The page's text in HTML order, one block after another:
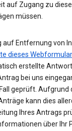
auf Zugang zu
müssen.
auf Entfernung von
dieses
erstellte
bei uns
geprüft. Aufgrund
kann dies
Ihres Antrags
über Ihr